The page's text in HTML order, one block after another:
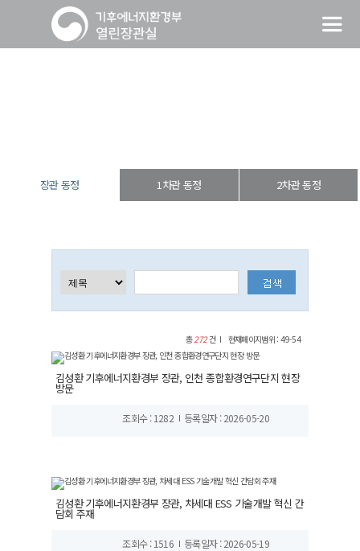
장관 동정 1차관 동정 2차관 동정
총272건 현재페이지범위 : 49-54
김성환 기후에너지환경부 장관, 인천 종합환경연구단지 현장
방문
조회수 : 1282 등록일자 : 2026-05-20
김성환 기후에너지환경부 장관, 차세대 ESS 기술개발 혁신 간
담회 주재
조회수 : 1516 등록일자 : 2026-05-19